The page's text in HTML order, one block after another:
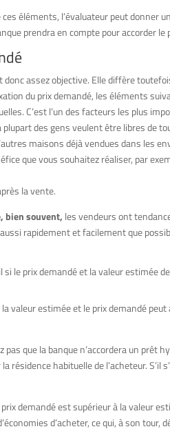
éléments, l’évaluateur peut donner
prendra en compte pour accorder
donc assez objective. Elle diffère
du prix demandé, les éléments
C’est l’un des facteurs les plus
plupart des gens veulent être libres de
maisons déjà vendues dans les
que vous souhaitez réaliser, par
la vente.
bien souvent, les vendeurs ont
rapidement et facilement que
si le prix demandé et la valeur estimée
valeur estimée et le prix demandé
pas que la banque n’accordera un
résidence habituelle de l’acheteur. S’il
demandé est supérieur à la valeur
d’acheter, ce qui, à son